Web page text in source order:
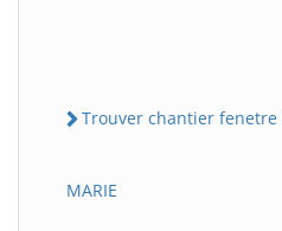
Trouver chantier fenetre
MARIE